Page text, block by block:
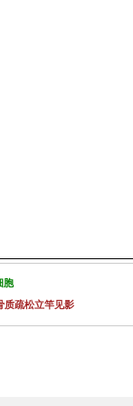
胞
质疏松立竿见影